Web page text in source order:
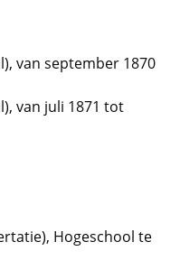
van september 1870
van juli 1871 tot
Hogeschool te